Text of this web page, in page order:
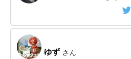
ゆず さん